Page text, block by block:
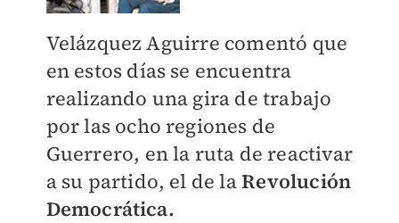
Velázquez Aguirre comentó que
en estos días se encuentra
realizando una gira de trabajo
por las ocho regiones de
Guerrero, en la ruta de reactivar
a su partido, el de laRevolución
Democrática.